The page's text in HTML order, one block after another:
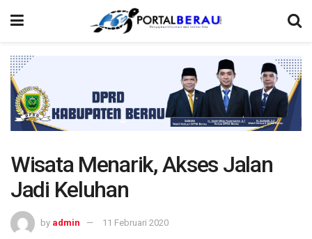
Wisata Menarik, Akses Jalan
Jadi Keluhan
by admin 11 Februari 2020